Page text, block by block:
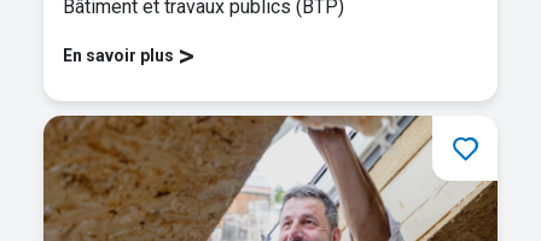
Bâtiment et travaux publics (BTP)
En savoir plus >